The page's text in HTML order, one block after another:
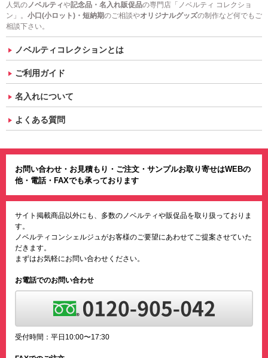
人気のノベルティや記念品・名入れ販促品の専門店「ノベルティ コレクショ
ン」。 小口(小ロット)・短納期のご相談やオリジナルグッズの制作など何でもご
相談下さい。
ノベルティコレクションとは
ご利用ガイド
名入れについて
よくある質問
お問い合わせ・お見積もり・ご注文・サンプルお取り寄せはWEBの
他・電話・FAXでも承っております
サイト掲載商品以外にも、多数のノベルティや販促品を取り扱っておりま
す。
ノベルティコンシェルジュがお客様のご要望にあわせてご提案させていた
だきます。
まずはお気軽にお問い合わせください。
お電話でのお問い合わせ
受付時間：平日10:00〜17:30